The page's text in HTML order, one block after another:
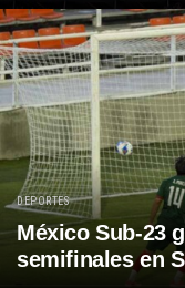
DEPORTES
México Sub-23
semifinales en